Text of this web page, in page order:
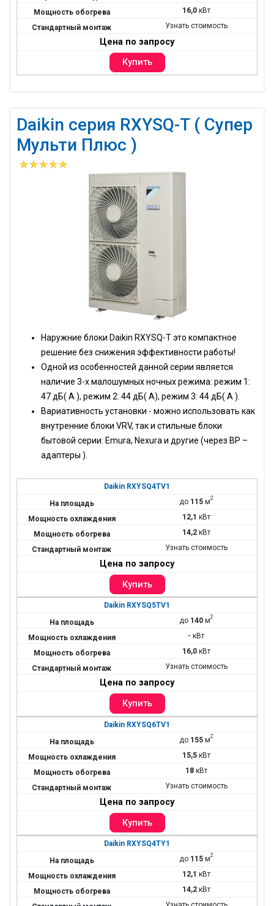
16,0кВт
Узнать стоимость
Цена по запросу
Daikin серия RXYSQ-T ( Супер
Мульти Плюс )
Наружние блоки Daikin RXYSQ-T это компактное
решение без снижения эффективности работы!
Одной из особенностей данной серии является
наличие 3-х малошумных ночных режима: режим 1:
47 дБ( А ), режим 2: 44 дБ( А), режим 3: 44 дБ( А ).
Вариативность установки - можно использовать как
внутренние блоки VRV, так и стильные блоки
бытовой серии: Emura, Nexura и другие (через BP –
адаптеры ).
Daikin RXYSQ4TV1
до 115м2
12,1 кВт
14,2кВт
Узнать стоимость
Цена по запросу
Daikin RXYSQ5TV1
до 140м2
- кВт
16,0кВт
Узнать стоимость
Цена по запросу
Daikin RXYSQ6TV1
до 155м2
15,5кВт
18кВт
Узнать стоимость
Цена по запросу
Daikin RXYSQ4TY1
до 115м2
12,1 кВт
14,2кВт